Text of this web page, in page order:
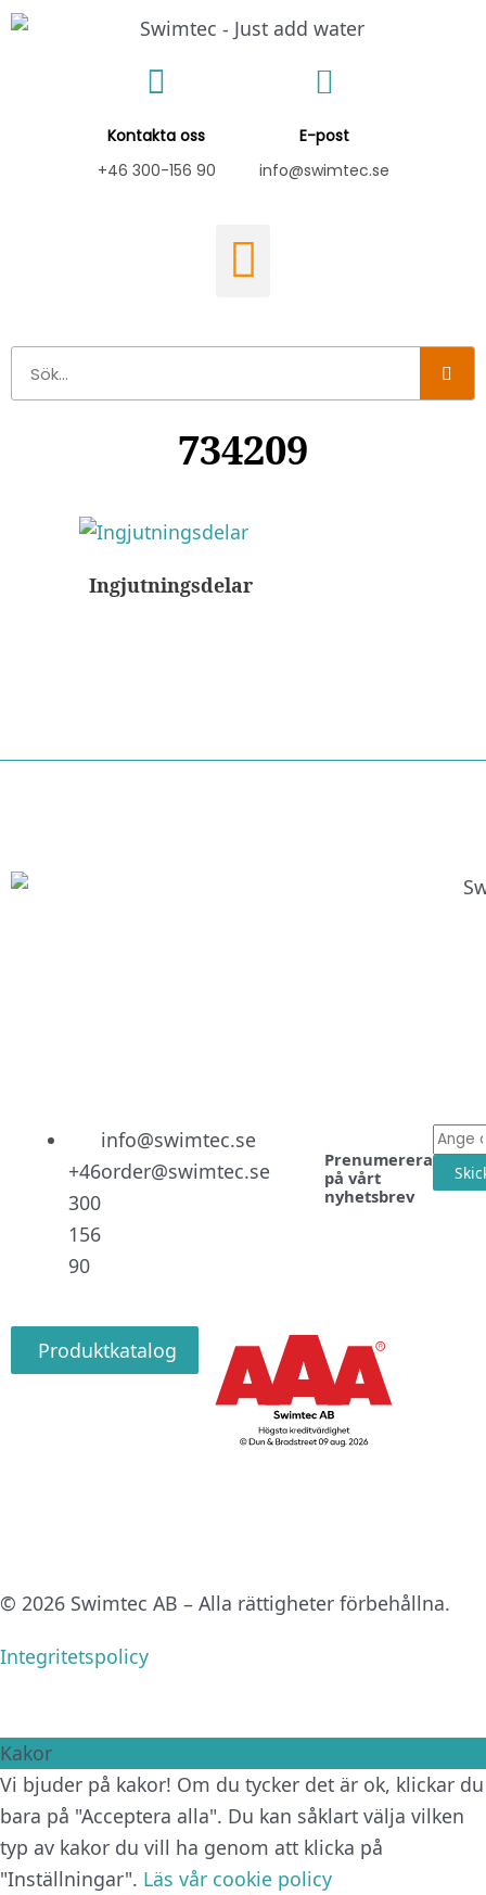
Hoppa
Kontakta oss
+46 300-156 90
E-post
info@swimtec.se
734209
Ingjutningsdelar
+46
300
156
90
info@swimtec.se
order@swimtec.se
Prenumerera
på vårt
nyhetsbrev
E-
post
Produktkatalog
© 2026 Swimtec AB – Alla rättigheter förbehållna.
Integritetspolicy
Kakor
Vi bjuder på kakor! Om du tycker det är ok, klickar du
bara på "Acceptera alla". Du kan såklart välja vilken
typ av kakor du vill ha genom att klicka på
"Inställningar". Läs vår cookie policy